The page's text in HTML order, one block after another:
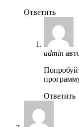
Ответить
admin
Ответить